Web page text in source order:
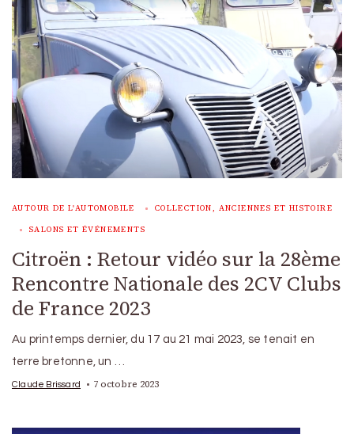
AUTOUR DE L'AUTOMOBILE COLLECTION, ANCIENNES ET HISTOIRE
SALONS ET ÉVÉNEMENTS
Citroën : Retour vidéo sur la 28ème
Rencontre Nationale des 2CV Clubs
de France 2023
Au printemps dernier, du 17 au 21 mai 2023, se tenait en
terre bretonne, un …
Claude Brissard 7 octobre 2023